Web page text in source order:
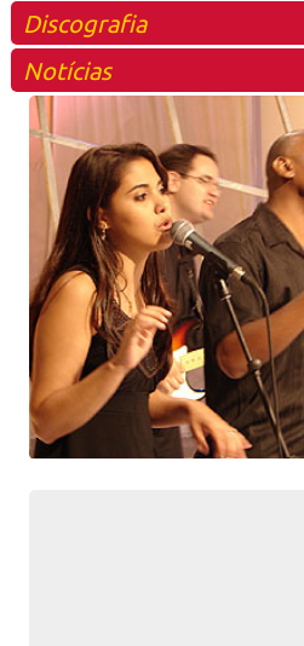
Discografia
Notícias